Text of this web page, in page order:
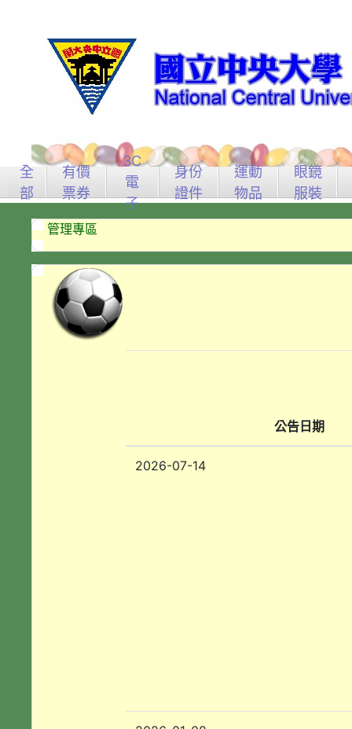
全
部
有價
票券
3C
電
子
身份
證件
運動
物品
眼鏡
服裝
管理專區
公告日期
2026-07-14